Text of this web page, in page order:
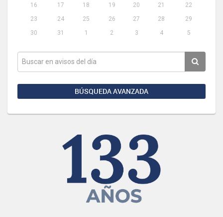
16
17 18 19 20 21
22
23
24 25 26 27 28
29
30
31 1 2 3 4 5
BÚSQUEDA AVANZADA